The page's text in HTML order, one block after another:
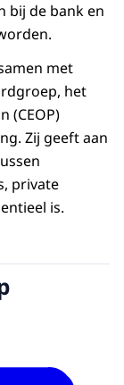
bij de bank en
met
het
(CEOP)
Zij geeft aan
private
is.